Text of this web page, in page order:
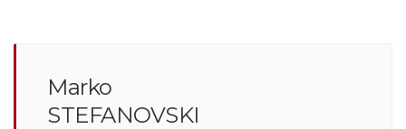
Marko
STEFANOVSKI